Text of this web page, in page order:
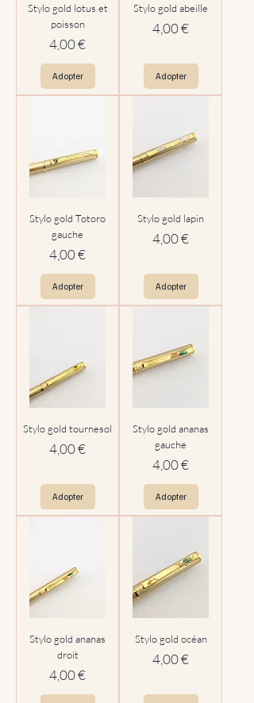
Stylo gold lotus et
poisson
Prix
4,00 €
Adopter
Stylo gold abeille
Prix
4,00 €
Adopter
Stylo gold Totoro
gauche
Prix
4,00 €
Adopter
Stylo gold lapin
Prix
4,00 €
Adopter
Stylo gold tournesol
Prix
4,00 €
Adopter
Stylo gold ananas
gauche
Prix
4,00 €
Adopter
Stylo gold ananas
droit
Prix
4,00 €
Stylo gold océan
Prix
4,00 €